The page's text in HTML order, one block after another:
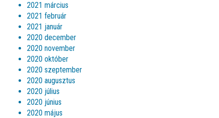
2021 március
2021 február
2021 január
2020 december
2020 november
2020 október
2020 szeptember
2020 augusztus
2020 július
2020 június
2020 május